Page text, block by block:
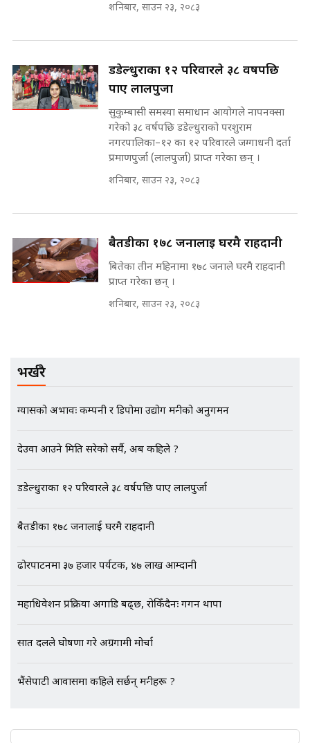
SIDHAKURA |
गुरुङ, भक्कानिए सांसदहरू ||
SIDHAKURA ||
प्रधानमन्त्री ? || SIDHAKURA ||
||
मन्त्री र पूर्व मन्त्रीको ७८ लाख घुस डिलको
SIDHAKURA |
मन्त्री राजकुमारलाई घुस दिने विचौलीया
मन्त्रीले घुस डिल गरेको अडियो ! दुई झोला
नोट मन्त्रीलाई घुस | SIDHAKURA |
EXCLUSIVE - भिजिट भिसामा सेटिङको
गोप्य अडियो र म्यासेज, गृह मन्त्रालय
भिजिट भिसामा गृह मन्त्रालयकै सेटिङः१
गायब || Everest Hospital
Followup: CCTV Footage Lost |
शनिबार, साउन २३, २०८३
डडेल्धुराका १२ परिवारले ३८ वर्षपछि
पाए लालपुर्जा
सुकुम्बासी समस्या समाधान आयोगले नापनक्सा
गरेको ३८ वर्षपछि डडेल्धुराको परशुराम
नगरपालिका–१२ का १२ परिवारले जग्गाधनी दर्ता
प्रमाणपुर्जा (लालपुर्जा) प्राप्त गरेका छन् ।
शनिबार, साउन २३, २०८३
बैतडीका १७८ जनालाई घरमै राहदानी
बितेका तीन महिनामा १७८ जनाले घरमै राहदानी
प्राप्त गरेका छन् ।
शनिबार, साउन २३, २०८३
भर्खरै
ग्यासको अभावः कम्पनी र डिपोमा उद्योग मन्त्रीको अनुगमन
देउवा आउने मिति सरेको सर्यै, अब कहिले ?
डडेल्धुराका १२ परिवारले ३८ वर्षपछि पाए लालपुर्जा
बैतडीका १७८ जनालाई घरमै राहदानी
ढोरपाटनमा ३७ हजार पर्यटक, ४७ लाख आम्दानी
महाधिवेशन प्रक्रिया अगाडि बढ्छ, रोकिँदैनः गगन थापा
सात दलले घोषणा गरे अग्रगामी मोर्चा
भैंसेपाटी आवासमा कहिले सर्छन् मन्त्रीहरू ?